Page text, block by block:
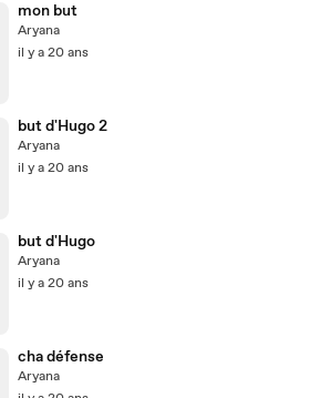
mon but
Aryana
il y a 20 ans
but d'Hugo 2
Aryana
il y a 20 ans
but d'Hugo
Aryana
il y a 20 ans
cha défense
Aryana